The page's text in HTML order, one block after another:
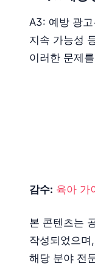
A3: 예방 광
지속 가능성
이러한 문제
감수: 육아 가
본 콘텐츠는
작성되었으며
해당 분야 전